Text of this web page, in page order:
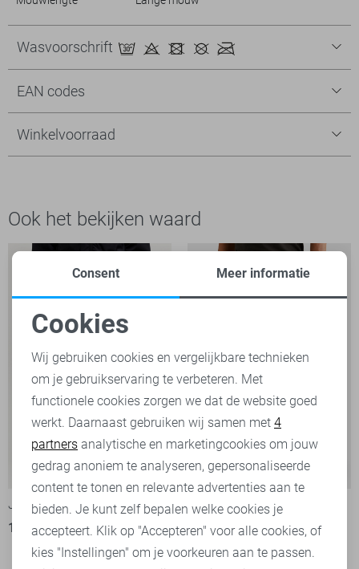
Wasvoorschrift
EAN codes
Winkelvoorraad
Ook het bekijken waard
-60%
Jack & Jones Broek
16,00 39,99
Wingload
PME legend Korte broek
71,00 89,99
Noodzakelijke cookies
Personalisatie cookies
Analytische cookies
Marketing cookies
Consent Meer informatie
Cookies
Wij gebruiken cookies en vergelijkbare technieken
om je gebruikservaring te verbeteren. Met
functionele cookies zorgen we dat de website goed
werkt. Daarnaast gebruiken wij samen met 4
partners analytische en marketingcookies om jouw
gedrag anoniem te analyseren, gepersonaliseerde
content te tonen en relevante advertenties aan te
bieden. Je kunt zelf bepalen welke cookies je
accepteert. Klik op "Accepteren" voor alle cookies, of
kies "Instellingen" om je voorkeuren aan te passen.